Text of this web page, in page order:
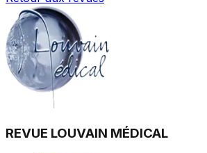
REVUE LOUVAIN MÉDICAL